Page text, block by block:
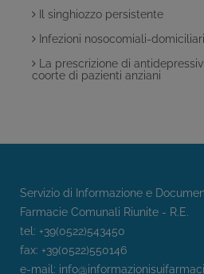
Il singhiozzo persistente
Infezioni nosocomiali-domiciliari
La prescrizione di
coorte di pazienti anziani
Servizio di Informazione e
Farmacie Comunali Riunite - R.E.
tel: +39(0522)543450
fax: +39(0522)550146
e-mail: